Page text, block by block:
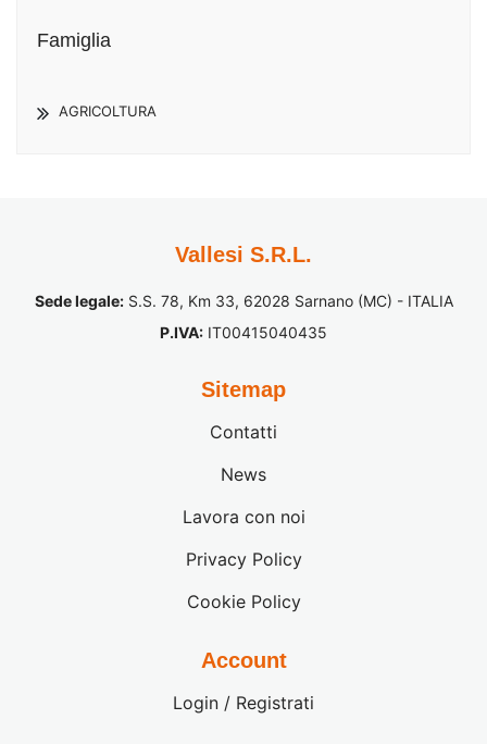
Famiglia
AGRICOLTURA
Vallesi S.R.L.
Sede legale:S.S. 78, Km 33, 62028 Sarnano (MC) - ITALIA
P.IVA: IT00415040435
Sitemap
Contatti
News
Lavora con noi
Privacy Policy
Cookie Policy
Account
Login / Registrati